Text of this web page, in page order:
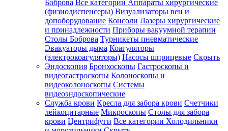
Боброва Все категории Аппараты хирургические
(физиодиспенсеры) Визуализаторы вен и
допоборудование Консоли Лазеры хирургические
и принадлежности Приборы вакуумной терапии
Столы Боброва Турникеты пневматические
Эвакуаторы дыма Коагуляторы
(электрокоагуляторы) Насосы шприцевые Скрыть
Эндоскопия Бронхоскопы Гастроскопы и
видеогастроскопы Колоноскопы и
видеоколоноскопы Системы
видеоэндоскопические
Служба крови Кресла для забора крови Счетчики
лейкоцитарные Микроскопы Столы для забора
крови Центрифуги Все категории Холодильники